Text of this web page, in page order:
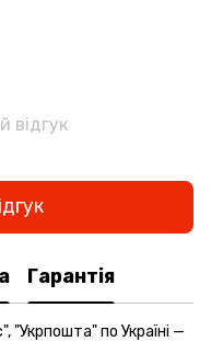
відгук
Гарантія
по Україні —